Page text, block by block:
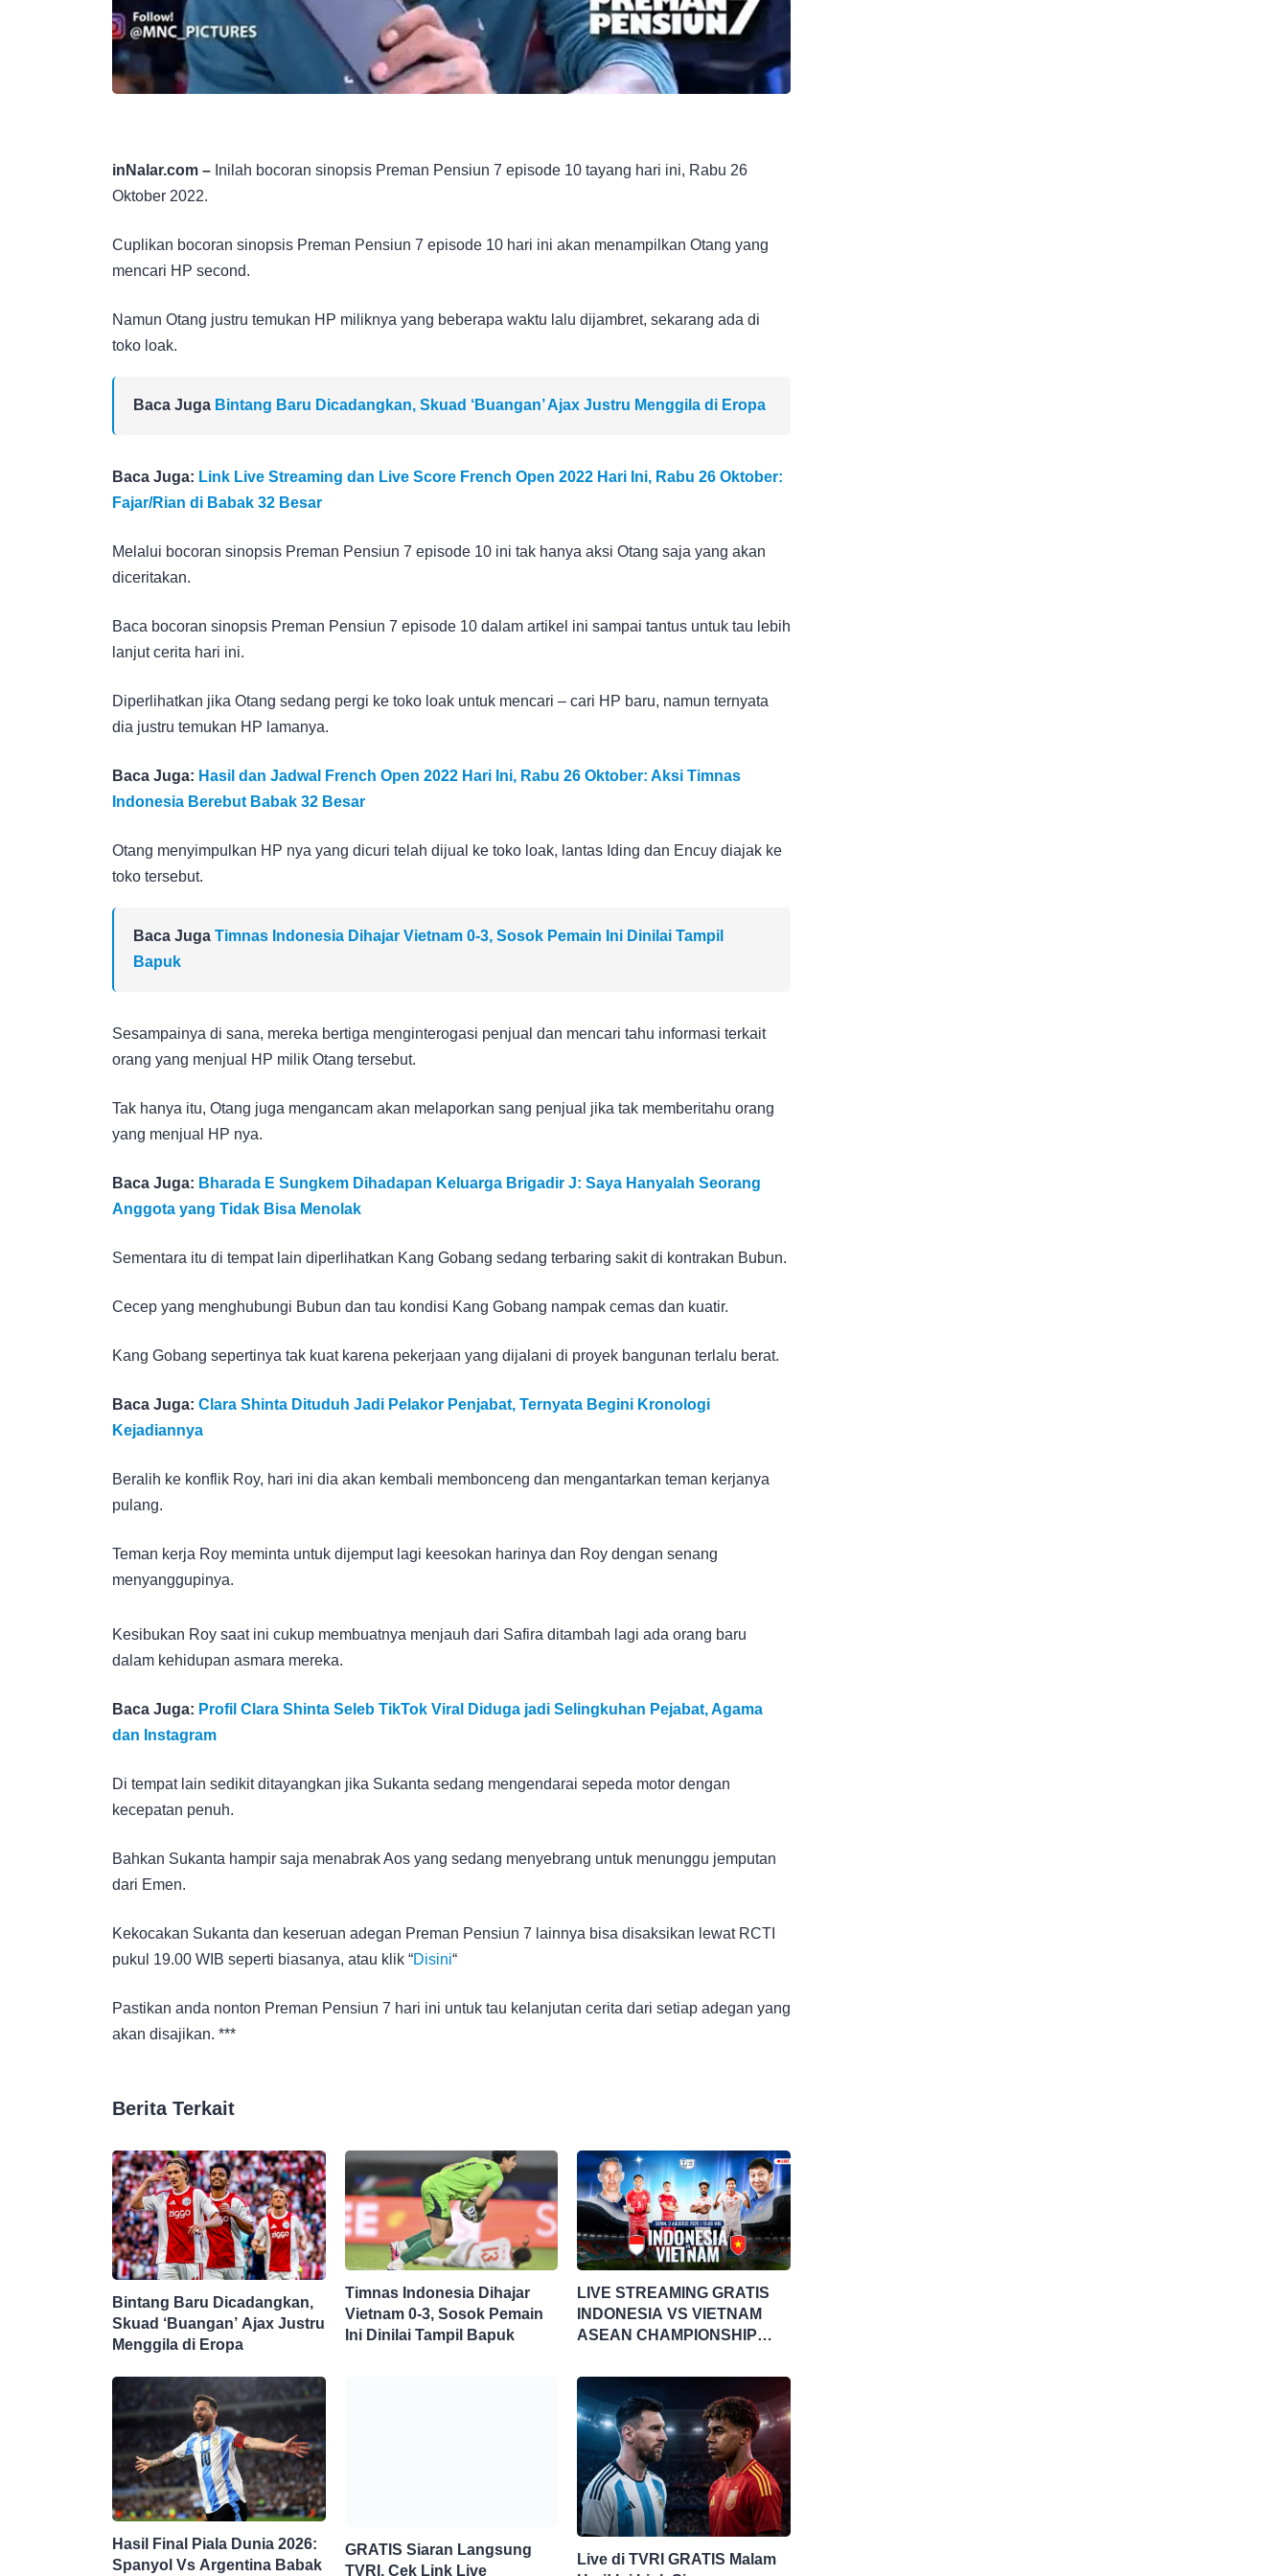
inNalar.com – Inilah bocoran sinopsis Preman Pensiun 7 episode 10 tayang hari ini, Rabu 26
Oktober 2022.
Cuplikan bocoran sinopsis Preman Pensiun 7 episode 10 hari ini akan menampilkan Otang yang
mencari HP second.
Namun Otang justru temukan HP miliknya yang beberapa waktu lalu dijambret, sekarang ada di
toko loak.
Baca Juga Bintang Baru Dicadangkan, Skuad ‘Buangan’ Ajax Justru Menggila di Eropa
Baca Juga: Link Live Streaming dan Live Score French Open 2022 Hari Ini, Rabu 26 Oktober:
Fajar/Rian di Babak 32 Besar
Melalui bocoran sinopsis Preman Pensiun 7 episode 10 ini tak hanya aksi Otang saja yang akan
diceritakan.
Baca bocoran sinopsis Preman Pensiun 7 episode 10 dalam artikel ini sampai tantus untuk tau lebih
lanjut cerita hari ini.
Diperlihatkan jika Otang sedang pergi ke toko loak untuk mencari – cari HP baru, namun ternyata
dia justru temukan HP lamanya.
Baca Juga: Hasil dan Jadwal French Open 2022 Hari Ini, Rabu 26 Oktober: Aksi Timnas
Indonesia Berebut Babak 32 Besar
Otang menyimpulkan HP nya yang dicuri telah dijual ke toko loak, lantas Iding dan Encuy diajak ke
toko tersebut.
Baca Juga Timnas Indonesia Dihajar Vietnam 0-3, Sosok Pemain Ini Dinilai Tampil
Bapuk
Sesampainya di sana, mereka bertiga menginterogasi penjual dan mencari tahu informasi terkait
orang yang menjual HP milik Otang tersebut.
Tak hanya itu, Otang juga mengancam akan melaporkan sang penjual jika tak memberitahu orang
yang menjual HP nya.
Baca Juga: Bharada E Sungkem Dihadapan Keluarga Brigadir J: Saya Hanyalah Seorang
Anggota yang Tidak Bisa Menolak
Sementara itu di tempat lain diperlihatkan Kang Gobang sedang terbaring sakit di kontrakan Bubun.
Cecep yang menghubungi Bubun dan tau kondisi Kang Gobang nampak cemas dan kuatir.
Kang Gobang sepertinya tak kuat karena pekerjaan yang dijalani di proyek bangunan terlalu berat.
Baca Juga: Clara Shinta Dituduh Jadi Pelakor Penjabat, Ternyata Begini Kronologi
Kejadiannya
Beralih ke konflik Roy, hari ini dia akan kembali membonceng dan mengantarkan teman kerjanya
pulang.
Teman kerja Roy meminta untuk dijemput lagi keesokan harinya dan Roy dengan senang
menyanggupinya.
Kesibukan Roy saat ini cukup membuatnya menjauh dari Safira ditambah lagi ada orang baru
dalam kehidupan asmara mereka.
Baca Juga: Profil Clara Shinta Seleb TikTok Viral Diduga jadi Selingkuhan Pejabat, Agama
dan Instagram
Di tempat lain sedikit ditayangkan jika Sukanta sedang mengendarai sepeda motor dengan
kecepatan penuh.
Bahkan Sukanta hampir saja menabrak Aos yang sedang menyebrang untuk menunggu jemputan
dari Emen.
Kekocakan Sukanta dan keseruan adegan Preman Pensiun 7 lainnya bisa disaksikan lewat RCTI
pukul 19.00 WIB seperti biasanya, atau klik “Disini“
Pastikan anda nonton Preman Pensiun 7 hari ini untuk tau kelanjutan cerita dari setiap adegan yang
akan disajikan. ***
Berita Terkait
Bintang Baru Dicadangkan,
Skuad ‘Buangan’ Ajax Justru
Menggila di Eropa
Timnas Indonesia Dihajar
Vietnam 0-3, Sosok Pemain
Ini Dinilai Tampil Bapuk
LIVE STREAMING GRATIS
INDONESIA VS VIETNAM
ASEAN CHAMPIONSHIP
Hasil Final Piala Dunia 2026:
Spanyol Vs Argentina Babak
GRATIS Siaran Langsung
TVRI, Cek Link Live
Live di TVRI GRATIS Malam